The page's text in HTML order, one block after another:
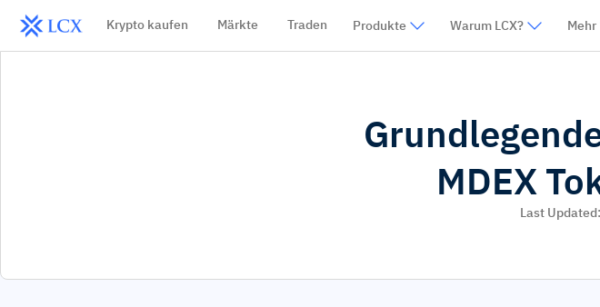
Krypto kaufen Märkte Traden Produkte Warum LCX? Mehr
MDEX
Last Updated: